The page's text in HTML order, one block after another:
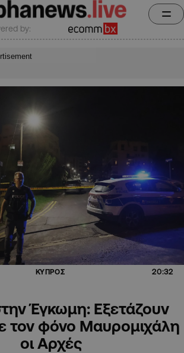
by:
ΚΥΠΡΟΣ 20:32
Έγκωμη: Εξετάζουν
τον φόνο Μαυρομιχάλη
οι Αρχές